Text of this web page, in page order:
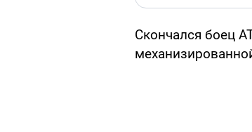
Скончался боец